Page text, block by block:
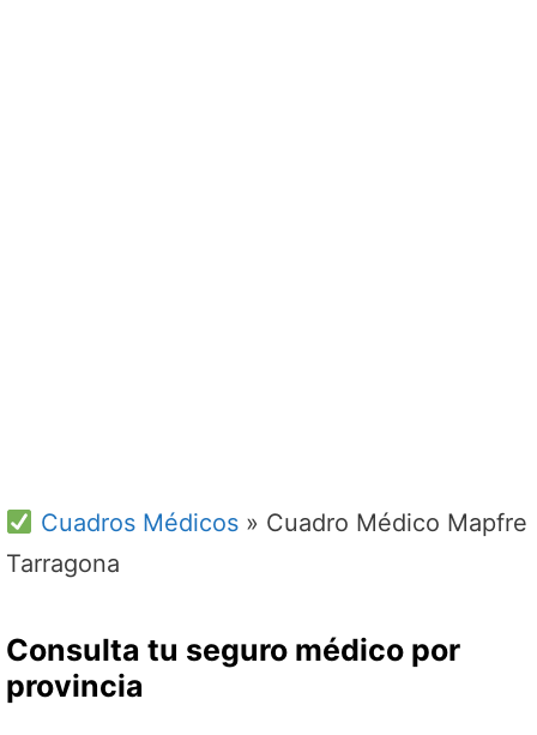
Cuadros Médicos» Cuadro Médico Mapfre
Tarragona
Consulta tu seguro médico por
provincia